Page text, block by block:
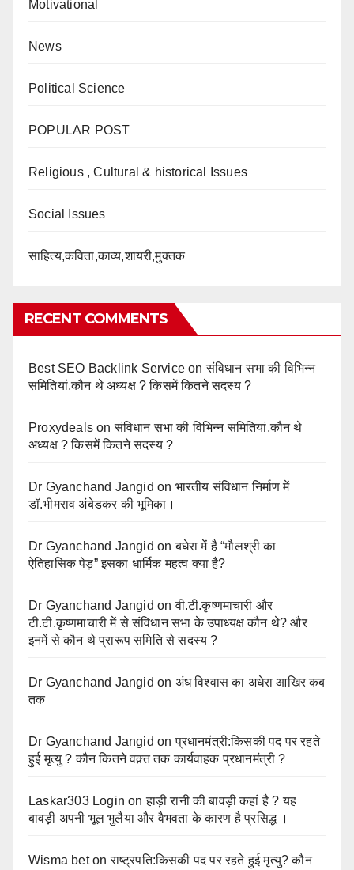
Motivational
News
Political Science
POPULAR POST
Religious , Cultural & historical Issues
Social Issues
साहित्य,कविता,काव्य,शायरी,मुक्तक
RECENT COMMENTS
Best SEO Backlink Service onसंविधान सभा की विभिन्न
समितियां,कौन थे अध्यक्ष ? किसमें कितने सदस्य ?
Proxydeals onसंविधान सभा की विभिन्न समितियां,कौन थे
अध्यक्ष ? किसमें कितने सदस्य ?
Dr Gyanchand Jangid on भारतीय संविधान निर्माण में
डॉ.भीमराव अंबेडकर की भूमिका।
Dr Gyanchand Jangid onबघेरा में है “मौलश्री का
ऐतिहासिक पेड़” इसका धार्मिक महत्व क्या है?
Dr Gyanchand Jangid onवी.टी.कृष्णमाचारी और
टी.टी.कृष्णमाचारी में से संविधान सभा के उपाध्यक्ष कौन थे? और
इनमें से कौन थे प्रारूप समिति से सदस्य ?
Dr Gyanchand Jangid on अंध विश्वास का अधेरा आखिर कब
तक
Dr Gyanchand Jangid onप्रधानमंत्री:किसकी पद पर रहते
हुई मृत्यु ? कौन कितने वक़्त तक कार्यवाहक प्रधानमंत्री ?
Laskar303 Login onहाड़ी रानी की बावड़ी कहां है ? यह
बावड़ी अपनी भूल भुलैया और वैभवता के कारण है प्रसिद्ध ।
Wisma betonराष्ट्रपति:किसकी पद पर रहते हुई मृत्यु? कौन